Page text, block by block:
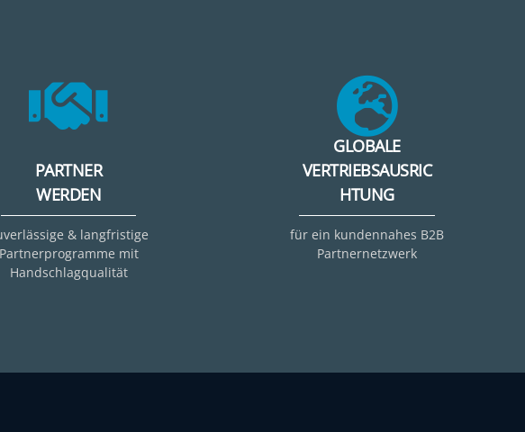
PARTNER
WERDEN
& langfristige
Partnerprogramme mit
Handschlagqualität
GLOBALE
VERTRIEBSAUSRIC
HTUNG
für ein kundennahes B2B
Partnernetzwerk